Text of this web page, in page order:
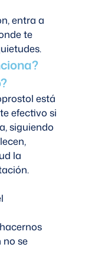
entra a
te
está
efectivo si
siguiendo
la
no se